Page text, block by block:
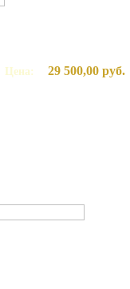
Цена: 29 500,00 руб.